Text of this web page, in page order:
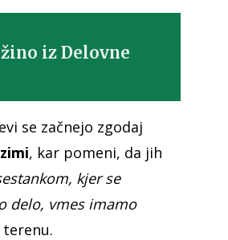
iz Delovne
se začnejo zgodaj
, kar pomeni, da jih
kjer se
delo, vmes imamo